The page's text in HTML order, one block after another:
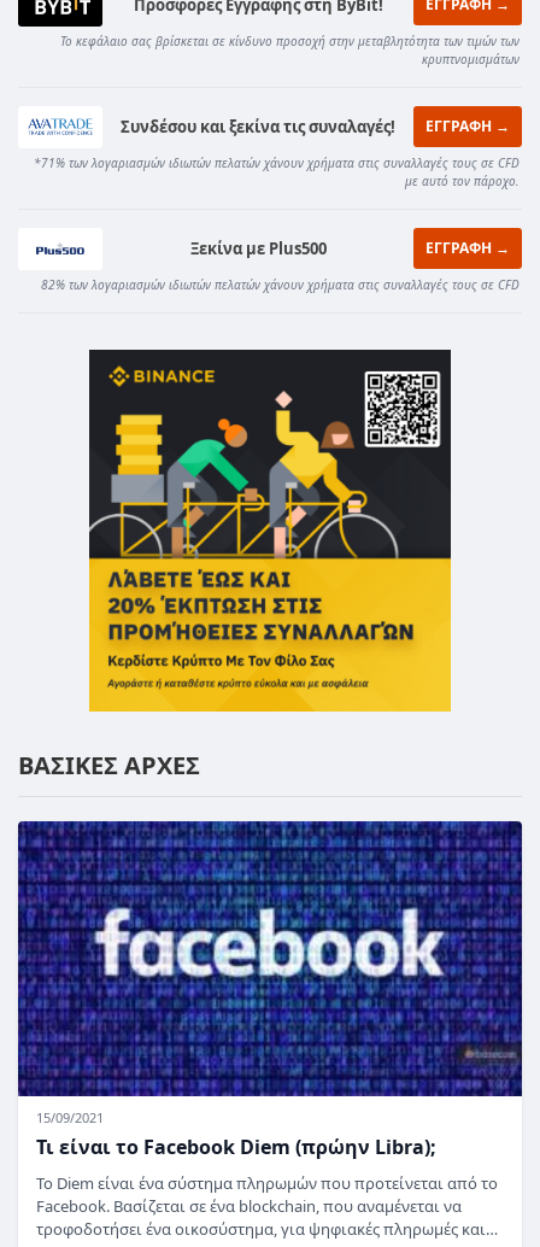
Προσφορές Εγγραφής στη ByBit! ΕΓΓΡΑΦΗ →
Το κεφάλαιο σας βρίσκεται σε κίνδυνο προσοχή στην μεταβλητότητα των τιμών των
κρυπτνομισμάτων
Συνδέσου και ξεκίνα τις συναλαγές! ΕΓΓΡΑΦΗ →
*71% των λογαριασμών ιδιωτών πελατών χάνουν χρήματα στις συναλλαγές τους σε CFD
με αυτό τον πάροχο.
Ξεκίνα με Plus500 ΕΓΓΡΑΦΗ →
82% των λογαριασμών ιδιωτών πελατών χάνουν χρήματα στις συναλλαγές τους σε CFD
ΒΑΣΙΚΕΣ ΑΡΧΕΣ
15/09/2021
Τι είναι το Facebook Diem (πρώην Libra);
Το Diem είναι ένα σύστημα πληρωμών που προτείνεται από το
Facebook. Βασίζεται σε ένα blockchain, που αναμένεται να
τροφοδοτήσει ένα οικοσύστημα, για ψηφιακές πληρωμές και…